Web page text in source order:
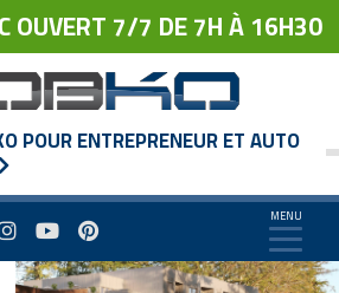
OUVERT 7/7 DE 7H À 16H30
POUR ENTREPRENEUR ET AUTO